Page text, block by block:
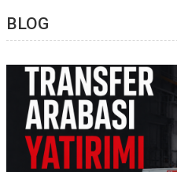
BLOG